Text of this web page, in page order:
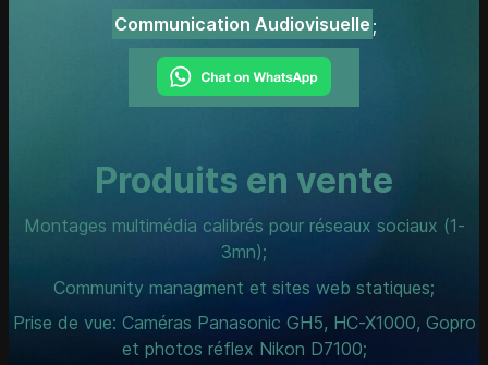
Communication Audiovisuelle ;
Produits en vente
Montages multimédia calibrés pour réseaux sociaux (1-
3mn);
Community managment et sites web statiques;
Prise de vue: Caméras Panasonic GH5, HC-X1000, Gopro
et photos réflex Nikon D7100;